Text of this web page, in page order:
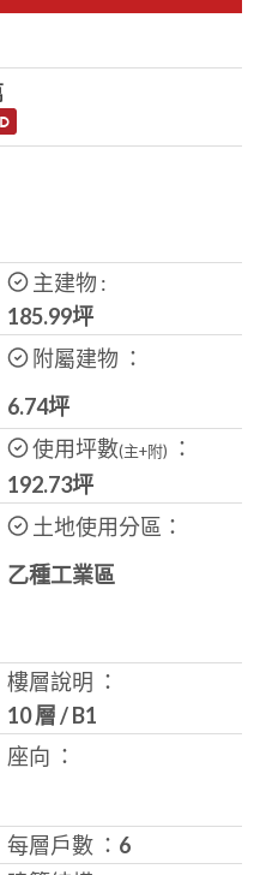
主建物 :
185.99坪
附屬建物 ：
6.74坪
使用坪數(主+附)
：
192.73坪
土地使用分區：
乙種工業區
樓層說明 ：
10 層/B1
座向 ：
每層戶數 ： 6